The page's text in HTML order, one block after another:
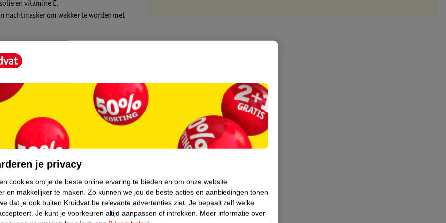
en vitamine E.
nachtmasker om wakker te worden met
aan en laat het 's nachts inwerken.
vingertoppen en herhaal indien
je privacy
cookies om je de beste online ervaring te bieden en om onze website
en makkelijker te maken. Zo kunnen we jou de beste acties en aanbiedingen tonen
dat je ook buiten Kruidvat.be relevante advertenties ziet. Je bepaalt zelf welke
Je kunt je voorkeuren altijd aanpassen of intrekken. Meer informatie over